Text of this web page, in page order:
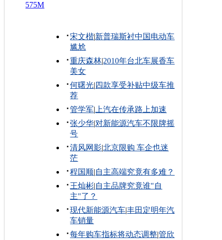
575M
宋文楷|新普瑞斯衬中国电动车
尴尬
重庆森林|2010年台北车展香车
美女
何曙光| 四款享受补贴中级车推
荐
管学军| 上汽在传承路上加速
张少华|对新能源汽车不限牌摇
号
清风网影|北京限购 车企也迷
茫
程国顺|自主高端究竟有多难？
王灿彬|自主品牌究竟谁"自
主"了？
现代新能源汽车|丰田定明年汽
车销量
每年购车指标将动态调整|管欣